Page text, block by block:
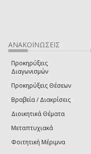
ΑΝΑΚΟΙΝΏΣΕΙΣ
Προκηρύξεις
Διαγωνισμών
Προκηρύξεις Θέσεων
Βραβεία / Διακρίσεις
Διοικητικά Θέματα
Μεταπτυχιακά
Φοιτητική Μέριμνα